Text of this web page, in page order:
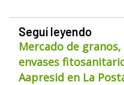
Seguí leyendo
Mercado de
envases
Aapresid en La